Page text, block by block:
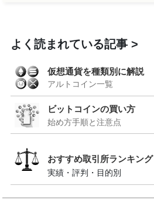
よく読まれている記事
仮想通貨を種類別に解説
アルトコイン一覧
ビットコインの買い方
始め方手順と注意点
おすすめ取引所ランキング
実績・評判・目的別